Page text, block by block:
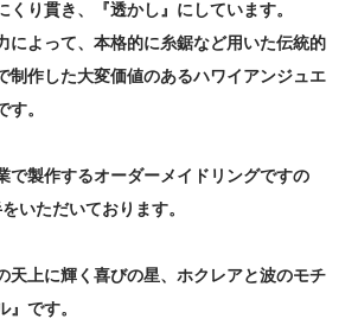
くり貫き、『透かし』にしています。
によって、本格的に糸鋸など用いた伝統的
制作した大変価値のあるハワイアンジュエ
す。
で製作するオーダーメイドリングですの
いただいております。
天上に輝く喜びの星、ホクレアと波のモチ
』です。